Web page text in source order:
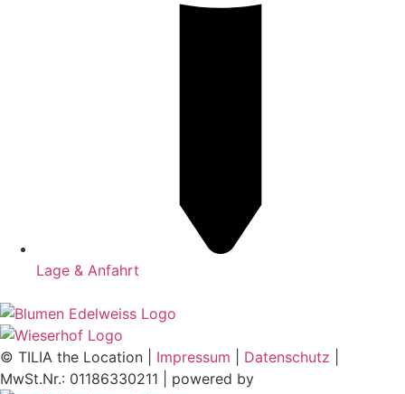
Lage & Anfahrt
© TILIA the Location | Impressum Datenschutz
MwSt.Nr.: 01186330211 | powered by